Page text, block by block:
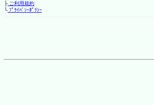
├ご利用規約
└ﾌﾟﾗｲﾊﾞｼｰﾎﾟﾘｼｰ